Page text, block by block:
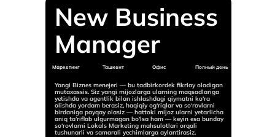
Маркетинг Ташкент Офис Полный день
New Business
Manager
Yangi Biznes menejeri — bu tadbirkordek fikrlay oladigan
mutaxassis. Siz yangi mijozlarga ularning maqsadlariga
yetishda va agentlik bilan ishlashdagi qiymatni ko‘ra
olishda yordam berasiz, haqiqiy og‘riqlar va so‘rovlarni
birdaniga payqay olasiz — hattoki mijoz ularni yetarlicha
aniq ta’riflab ulgurmagan bo‘lsa ham — keyin esa bunday
so‘rovlarni Lokals Marketing mahsulotlari orqali
tushunarli va samarali yechimlarga aylantirasiz.